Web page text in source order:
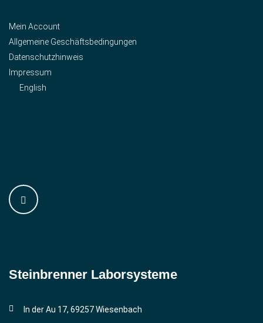
Mein Account
Allgemeine Geschäftsbedingungen
Datenschutzhinweis
Impressum
English
Steinbrenner ­Laborsysteme
In der Au 17, 69257 Wiesenbach